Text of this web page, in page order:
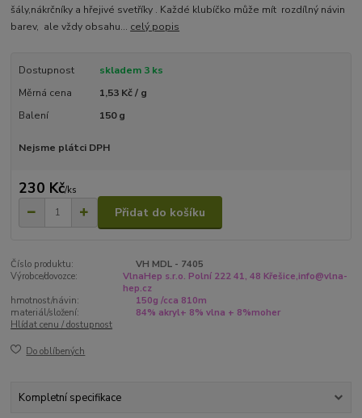
šály,nákrčníky a hřejivé svetříky . Každé klubíčko může mít rozdílný návin
barev, ale vždy obsahu... celý popis
Dostupnost
skladem 3 ks
Měrná cena
1,53 Kč / g
Balení
150 g
Nejsme plátci DPH
230 Kč/ks
Přidat do košíku
Číslo produktu:
VH MDL - 7405
Výrobce/dovozce:
VlnaHep s.r.o. Polní 222 41, 48 Křešice,info@vlna-
hep.cz
hmotnost/návin:
150g /cca 810m
materiál/složení:
84% akryl+ 8% vlna + 8%moher
Hlídat cenu / dostupnost
Do oblíbených
Kompletní specifikace